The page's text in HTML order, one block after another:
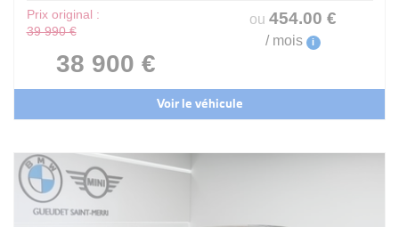
Prix original :
39 990 €
38 900 €
ou 454.00 €
/ mois i
Voir le véhicule